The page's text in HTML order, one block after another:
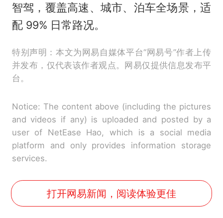
智驾，覆盖高速、城市、泊车全场景，适
配 99% 日常路况。
特别声明：本文为网易自媒体平台“网易号”作者上传
并发布，仅代表该作者观点。网易仅提供信息发布平
台。
Notice: The content above (including the pictures
and videos if any) is uploaded and posted by a
user of NetEase Hao, which is a social media
platform and only provides information storage
services.
打开网易新闻，阅读体验更佳